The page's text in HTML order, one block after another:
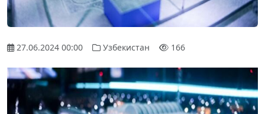
27.06.2024 00:00 Узбекистан 166